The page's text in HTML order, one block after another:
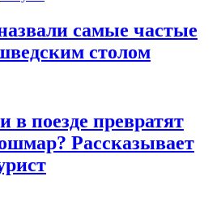
самые частые
столом
в поезде превратят
Рассказывает